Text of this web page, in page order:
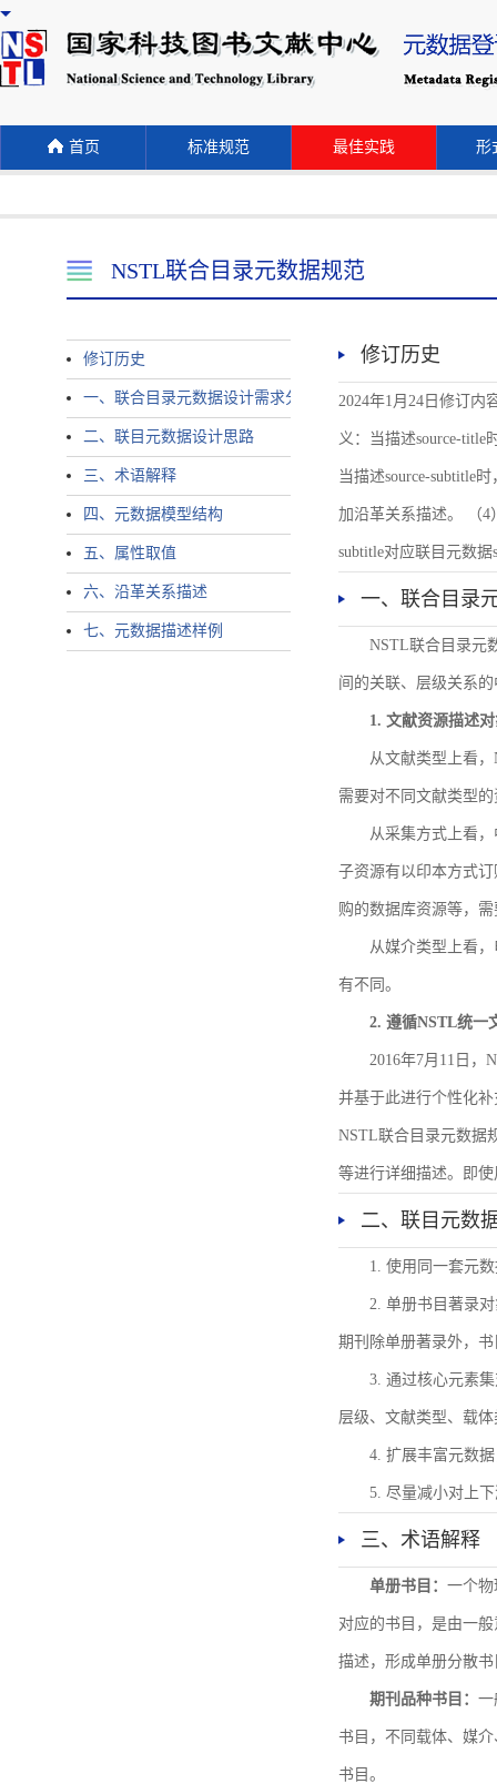
首页 标准规范 最佳实践 形
NSTL联合目录元数据规范
修订历史
一、联合目录元数据设计需求分析
二、联目元数据设计思路
三、术语解释
四、元数据模型结构
五、属性取值
六、沿革关系描述
七、元数据描述样例
修订历史
2024年1月24日修订内
义：当描述source-title
当描述source-subtitle
加沿革关系描述。 （4
subtitle对应联目元数据
一、联合目录
NSTL联合目录元
间的关联、层级关系
1. 文献资源描述
从文献类型上看
需要对不同文献类型
从采集方式上看
子资源有以印本方式
购的数据库资源等，
从媒介类型上看
有不同。
2. 遵循NSTL统一
2016年7月11日，
并基于此进行个性化
NSTL联合目录元数据
等进行详细描述。即
二、联目元数
1. 使用同一套元
2. 单册书目著录
期刊除单册著录外，
3. 通过核心元素
层级、文献类型、载
4. 扩展丰富元数
5. 尽量减小对上
三、术语解释
单册书目： 一个
对应的书目，是由一
描述，形成单册分散
期刊品种书目： 一
书目，不同载体、媒
书目。